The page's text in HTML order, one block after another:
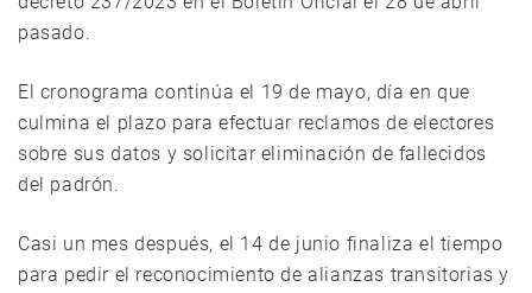
pasado.
El cronograma continúa el 19 de mayo, día en que
culmina el plazo para efectuar reclamos de electores
sobre sus datos y solicitar eliminación de fallecidos
del padrón.
Casi un mes después, el 14 de junio finaliza el tiempo
para pedir el reconocimiento de alianzas transitorias y